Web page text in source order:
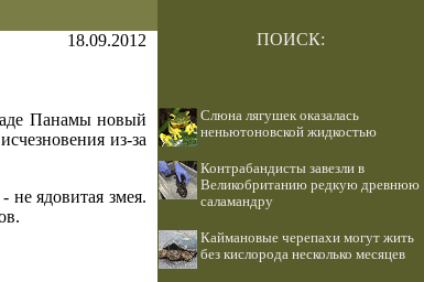
18.09.2012
Панамы новый
из-за
не ядовитая змея.
ПОИСК:
Слюна лягушек оказалась
неньютоновской жидкостью
Контрабандисты завезли в
Великобританию редкую древнюю
саламандру
Каймановые черепахи могут жить
без кислорода несколько месяцев